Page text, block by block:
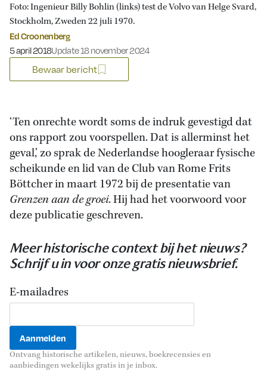
Foto: Ingenieur Billy Bohlin (links) test de Volvo van Helge Svard,
Stockholm, Zweden 22 juli 1970.
Ed Croonenberg
Gepubliceerd op:
5 april 2018Update 18 november 2024
Bewaar bericht
‘Ten onrechte wordt soms de indruk gevestigd dat
ons rapport zou voorspellen. Dat is allerminst het
geval,’ zo sprak de Nederlandse hoogleraar fysische
scheikunde en lid van de Club van Rome Frits
Böttcher in maart 1972 bij de presentatie van
Grenzen aan de groei. Hij had het voorwoord voor
deze publicatie geschreven.
Meer historische context bij het nieuws?
Schrijf u in voor onze gratis nieuwsbrief.
E-mailadres
Ontvang historische artikelen, nieuws, boekrecensies en
aanbiedingen wekelijks gratis in je inbox.